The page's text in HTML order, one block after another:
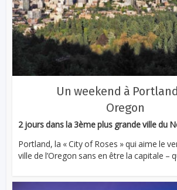
Un weekend à
Oregon
2 jours dans la 3ème plus grande ville du
Portland, la « City of Roses » qui aime le
ville de l’Oregon sans en être la capitale –